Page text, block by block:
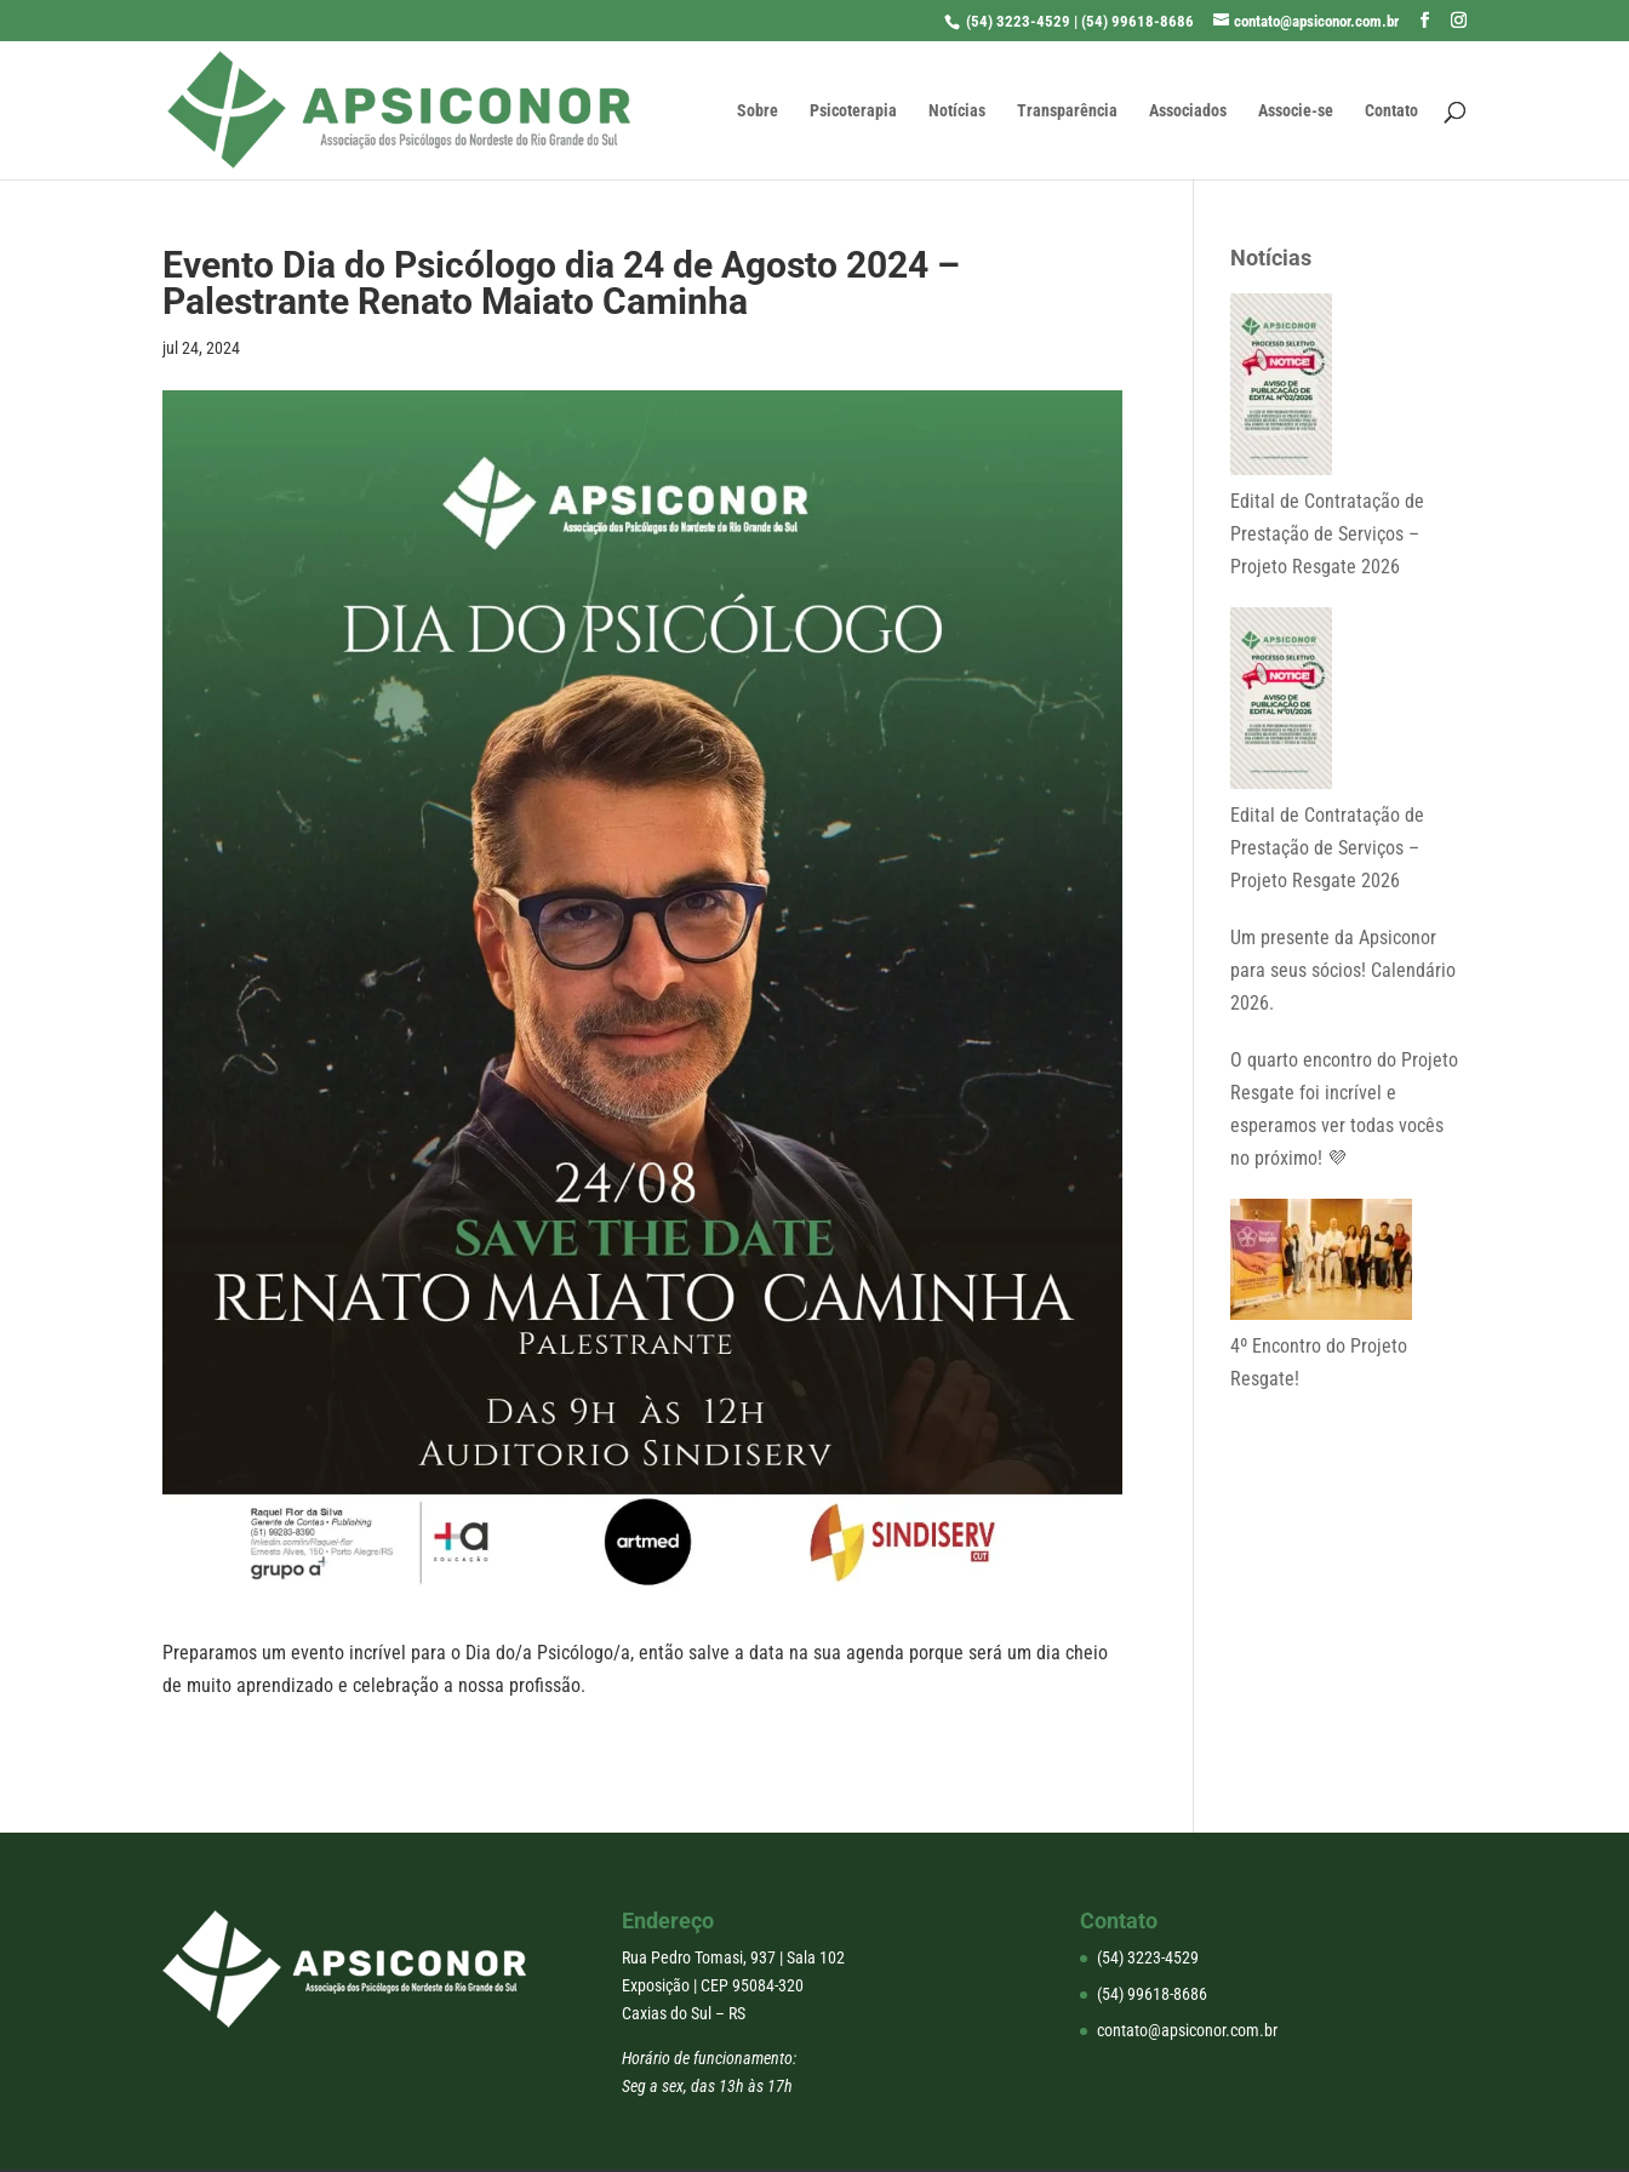
(54) 3223-4529 | (54) 99618-8686 contato@apsiconor.com.br
Sobre Psicoterapia Notícias Transparência Associados Associe-se Contato
Evento Dia do Psicólogo dia 24 de Agosto 2024 –
Palestrante Renato Maiato Caminha
jul 24, 2024
Preparamos um evento incrível para o Dia do/a Psicólogo/a, então salve a data na sua agenda porque será um dia cheio
de muito aprendizado e celebração a nossa profissão.
Notícias
Edital de Contratação de
Prestação de Serviços –
Projeto Resgate 2026
Edital de Contratação de
Prestação de Serviços –
Projeto Resgate 2026
Um presente da Apsiconor
para seus sócios! Calendário
2026.
O quarto encontro do Projeto
Resgate foi incrível e
esperamos ver todas vocês
no próximo! 💜
4º Encontro do Projeto
Resgate!
Endereço
Rua Pedro Tomasi, 937 | Sala 102
Exposição | CEP 95084-320
Caxias do Sul – RS
Horário de funcionamento:
Seg a sex, das 13h às 17h
Contato
(54) 3223-4529
(54) 99618-8686
contato@apsiconor.com.br